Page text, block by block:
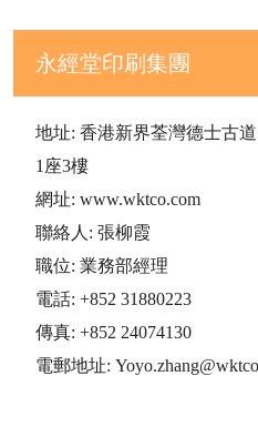
永經堂印刷集團
地址: 香港新界荃灣德士古
1座3樓
網址: www.wktco.com
聯絡人: 張柳霞
職位: 業務部經理
電話: +852 31880223
傳真: +852 24074130
電郵地址: